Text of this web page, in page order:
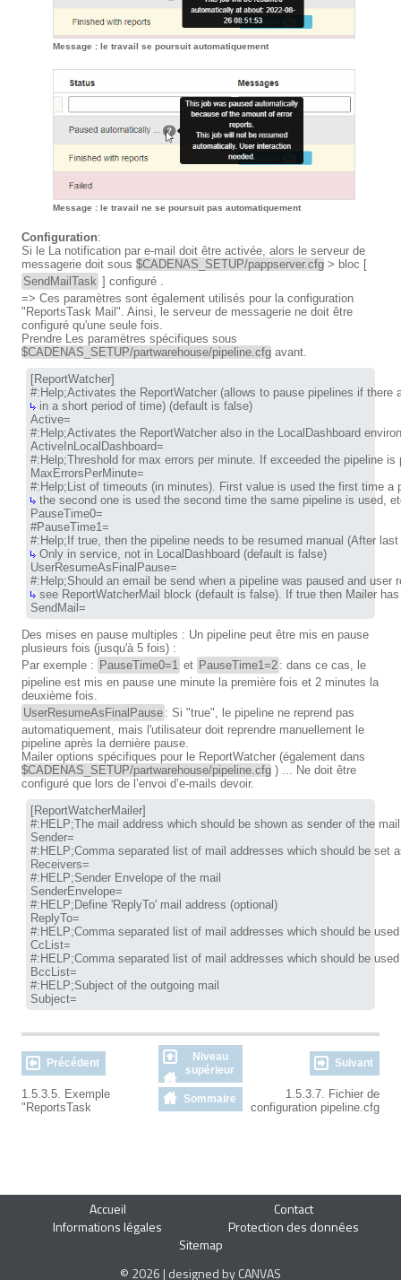
Message : le travail se poursuit automatiquement
Message : le travail ne se poursuit pas automatiquement
Configuration:
Si le La notification par e-mail doit être activée, alors le serveur de
messagerie doit sous $CADENAS_SETUP/pappserver.cfg > bloc [
SendMailTask ] configuré .
=> Ces paramètres sont également utilisés pour la configuration
"ReportsTask Mail". Ainsi, le serveur de messagerie ne doit être
configuré qu'une seule fois.
Prendre Les paramètres spécifiques sous
$CADENAS_SETUP/partwarehouse/pipeline.cfg avant.
[ReportWatcher]
in a short period of time) (default is false)
Active=
#:Help;Activates the ReportWatcher also in the LocalDashboard
ActiveInLocalDashboard=
#:Help;Threshold for max errors per minute. If exceeded the pipeline is
MaxErrorsPerMinute=
the second one is used the second time the same pipeline is used,
PauseTime0=
#PauseTime1=
Only in service, not in LocalDashboard (default is false)
UserResumeAsFinalPause=
see ReportWatcherMail block (default is false). If true then Mailer
SendMail=
Des mises en pause multiples : Un pipeline peut être mis en pause
plusieurs fois (jusqu'à 5 fois) :
Par exemple : PauseTime0=1 et PauseTime1=2 : dans ce cas, le
pipeline est mis en pause une minute la première fois et 2 minutes la
deuxième fois.
UserResumeAsFinalPause : Si "true", le pipeline ne reprend pas
automatiquement, mais l'utilisateur doit reprendre manuellement le
pipeline après la dernière pause.
Mailer options spécifiques pour le ReportWatcher (également dans
$CADENAS_SETUP/partwarehouse/pipeline.cfg ) ... Ne doit être
configuré que lors de l’envoi d’e-mails devoir.
[ReportWatcherMailer]
#:HELP;The mail address which should be shown as sender of the mail
Sender=
#:HELP;Comma separated list of mail addresses which should be set
Receivers=
#:HELP;Sender Envelope of the mail
SenderEnvelope=
#:HELP;Define 'ReplyTo' mail address (optional)
ReplyTo=
#:HELP;Comma separated list of mail addresses which should be
CcList=
#:HELP;Comma separated list of mail addresses which should be
BccList=
#:HELP;Subject of the outgoing mail
Subject=
Précédent
Niveau
supérieur
Suivant
1.5.3.5. Exemple
"ReportsTask
Sommaire
1.5.3.7. Fichier de
configuration pipeline.cfg
Accueil
Contact
Informations légales
Protection des données
Sitemap
© 2026 | designed by CANVAS